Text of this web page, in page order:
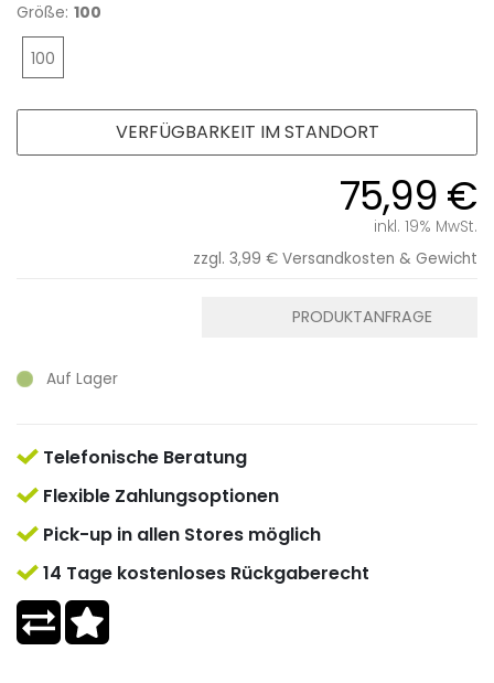
Größe: 100
100
75,99 €
inkl. 19% MwSt.
zzgl. 3,99 € Versandkosten & Gewicht
Auf Lager
PRODUKTANFRAGE
VERFÜGBARKEIT IM STANDORT
Telefonische Beratung
Flexible Zahlungsoptionen
Pick-up in allen Stores möglich
14 Tage kostenloses Rückgaberecht